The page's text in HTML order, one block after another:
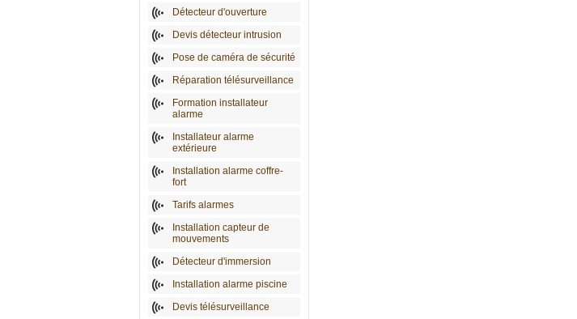
Détecteur d'ouverture
Devis détecteur intrusion
Pose de caméra de sécurité
Réparation télésurveillance
Formation installateur
alarme
Installateur alarme
extérieure
Installation alarme coffre-
fort
Tarifs alarmes
Installation capteur de
mouvements
Détecteur d'immersion
Installation alarme piscine
Devis télésurveillance